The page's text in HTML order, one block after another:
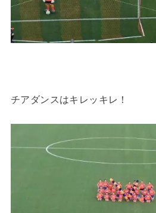
チアダンスはキレッキレ！